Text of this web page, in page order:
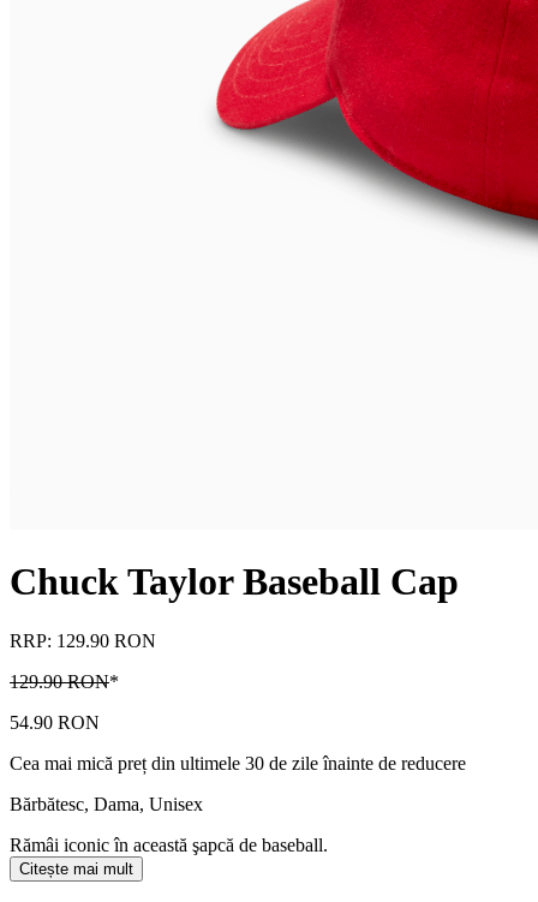
Chuck Taylor Baseball Cap
RRP: 129.90 RON
129.90 RON*
54.90 RON
Cea mai mică preț din ultimele 30 de zile înainte de reducere
Bărbătesc, Dama, Unisex
Rămâi iconic în această şapcă de baseball.
Citește mai mult